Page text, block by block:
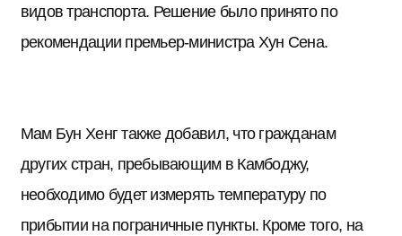
видов транспорта. Решение было принято по
рекомендации премьер-министра Хун Сена.
Мам Бун Хенг также добавил, что гражданам
других стран, пребывающим в Камбоджу,
необходимо будет измерять температуру по
прибытии на пограничные пункты. Кроме того, на